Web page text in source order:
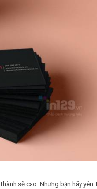
sẽ cao. Nhưng bạn hãy yên